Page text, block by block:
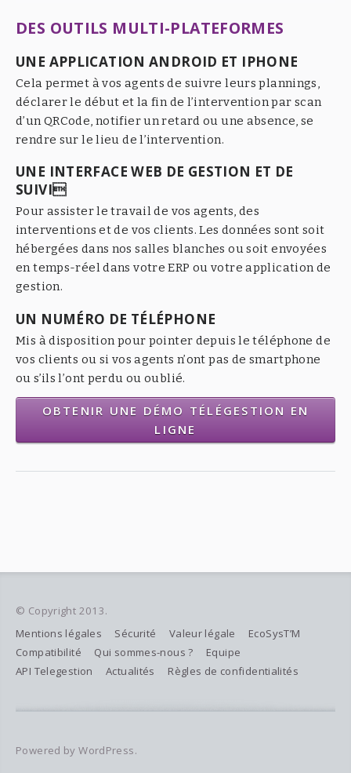
DES OUTILS MULTI-PLATEFORMES
UNE APPLICATION ANDROID ET IPHONE
Cela permet à vos agents de suivre leurs plannings,
déclarer le début et la fin de l’intervention par scan
d’un QRCode, notifier un retard ou une absence, se
rendre sur le lieu de l’intervention.
UNE INTERFACE WEB DE GESTION ET DE
SUIVI
Pour assister le travail de vos agents, des
interventions et de vos clients. Les données sont soit
hébergées dans nos salles blanches ou soit envoyées
en temps-réel dans votre ERP ou votre application de
gestion.
UN NUMÉRO DE TÉLÉPHONE
Mis à disposition pour pointer depuis le téléphone de
vos clients ou si vos agents n’ont pas de smartphone
ou s’ils l’ont perdu ou oublié.
OBTENIR UNE DÉMO TÉLÉGESTION EN
LIGNE
© Copyright 2013.
Mentions légales
Sécurité Valeur légale
EcoSysT’M
Compatibilité
Qui sommes-nous ?
Equipe
API Telegestion
Actualités Règles de confidentialités
Powered by WordPress.